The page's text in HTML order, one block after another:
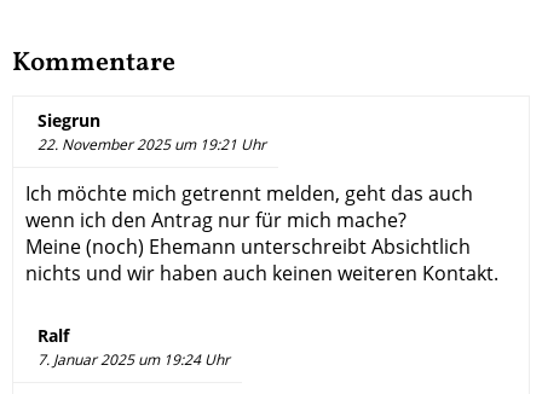
Kommentare
Siegrun
22. November 2025 um 19:21 Uhr
Ich möchte mich getrennt melden, geht das auch
wenn ich den Antrag nur für mich mache?
Meine (noch) Ehemann unterschreibt Absichtlich
nichts und wir haben auch keinen weiteren Kontakt.
Ralf
7. Januar 2025 um 19:24 Uhr